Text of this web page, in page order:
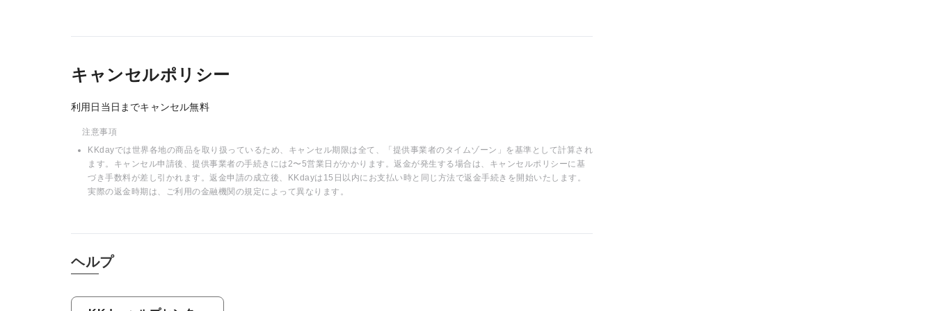
キャンセルポリシー
利用日当日までキャンセル無料
注意事項
KKdayでは世界各地の商品を取り扱っているため、キャンセル期限は全て、「提供事業者のタイムゾーン」を基準として計算され
ます。キャンセル申請後、提供事業者の手続きには2〜5営業日がかかります。返金が発生する場合は、キャンセルポリシーに基
づき手数料が差し引かれます。返金申請の成立後、KKdayは15日以内にお支払い時と同じ方法で返金手続きを開始いたします。
実際の返金時期は、ご利用の金融機関の規定によって異なります。
ヘルプ